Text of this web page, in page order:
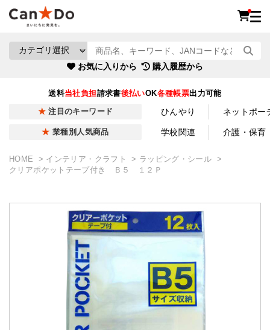
お気に入りから 購入履歴から
送料当社負担請求書後払いOK各種帳票出力可能
注目のキーワード ひんやり ネットポー
業種別人気商品 学校関連 介護・保育
HOME インテリア・クラフト
ラッピング・シール
クリアポケットテープ付き Ｂ５ １２Ｐ